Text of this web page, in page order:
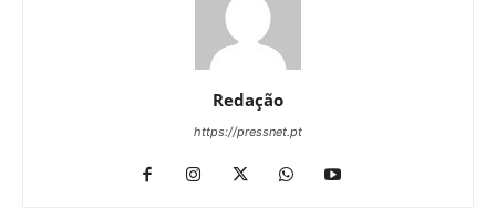
Redação
https://pressnet.pt